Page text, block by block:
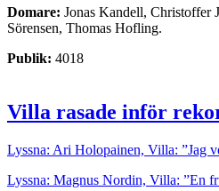
Domare: Jonas Kandell, Christoffer
Sörensen, Thomas Hofling.
Publik: 4018
Villa rasade inför
Lyssna: Ari Holopainen, Villa: ”Jag
Lyssna: Magnus Nordin, Villa: ”En